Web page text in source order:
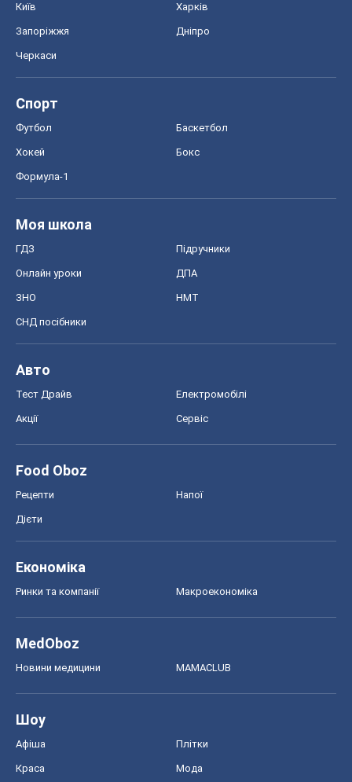
Київ Харків
Запоріжжя Дніпро
Черкаси
Спорт
Футбол Баскетбол
Хокей Бокс
Формула-1
Моя школа
ГДЗ Підручники
Онлайн уроки ДПА
ЗНО НМТ
СНД посібники
Авто
Тест Драйв Електромобілі
Акції Сервіс
Food Oboz
Рецепти Напої
Дієти
Економіка
Ринки та компанії Макроекономіка
MedOboz
Новини медицини MAMACLUB
Шоу
Афіша Плітки
Краса Мода